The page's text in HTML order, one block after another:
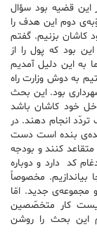
این قضیه بود سؤال
دوم این هدف را
کاشان بزنیم. گفتم
بود که پول را از
به این دلیل آمدیم
به دوش وزارت راه
بود. این بحث
خود کاشان باشد
انجام دهند. در
بنده است دست
کنند و بودجه
کد دارد و دوباره
بیاندازیم. مخصوصاً
جدید. امّا
کار متخصّصین
این بحث را روشن